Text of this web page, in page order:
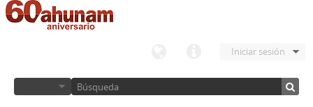
Iniciar sesión